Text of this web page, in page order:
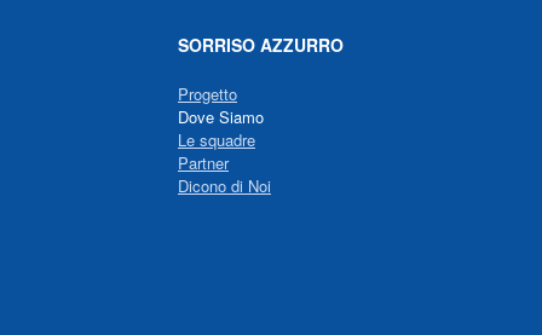
SORRISO AZZURRO
Progetto
Dove Siamo
Le squadre
Partner
Dicono di Noi